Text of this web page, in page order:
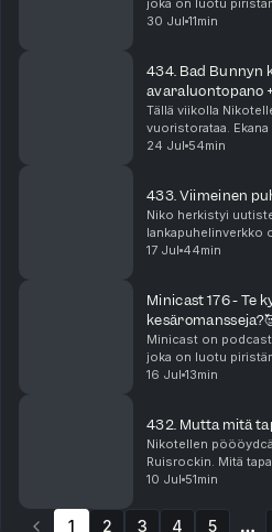
joka on luotu
pitkään, yhtäjaksoiseen
30 Jul 11min
434. Bad Bunnyn
avaraluontopano
Tällä viikolla
vuoristorataa.
sitten Bad Bunnyn
24 Jul 54min
433. Viimeinen
Niko herkistyi
lankapuhelinverkko
niin suuresti? Jenna
17 Jul 44min
Minicast 176 - Te
Minicast on
joka on luotu
pitkään, yhtäjaksoiseen
16 Jul 13min
432. Mutta mitä
Nikotellen
Ruisrockin. Mitä
Kenen ilta meni
10 Jul 51min
1 2 3 4 5